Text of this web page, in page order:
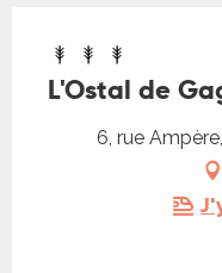
L'Ostal de
6, rue